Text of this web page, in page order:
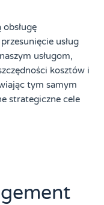
usług
usługom,
kosztów i
tym samym
strategiczne cele